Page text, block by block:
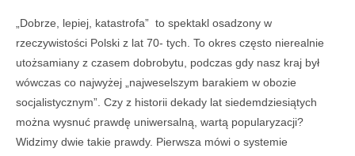
„Dobrze, lepiej, katastrofa” to spektakl osadzony w
rzeczywistości Polski z lat 70- tych. To okres często nierealnie
utożsamiany z czasem dobrobytu, podczas gdy nasz kraj był
wówczas co najwyżej „najweselszym barakiem w obozie
socjalistycznym”. Czy z historii dekady lat siedemdziesiątych
można wysnuć prawdę uniwersalną, wartą popularyzacji?
Widzimy dwie takie prawdy. Pierwsza mówi o systemie